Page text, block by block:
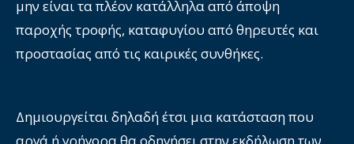
μην είναι τα πλέον κατάλληλα από άποψη
παροχής τροφής, καταφυγίου από θηρευτές και
προστασίας από τις καιρικές συνθήκες.
Δημιουργείται δηλαδή έτσι μια κατάσταση που